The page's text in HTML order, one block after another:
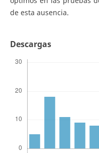
de esta ausencia.
Descargas